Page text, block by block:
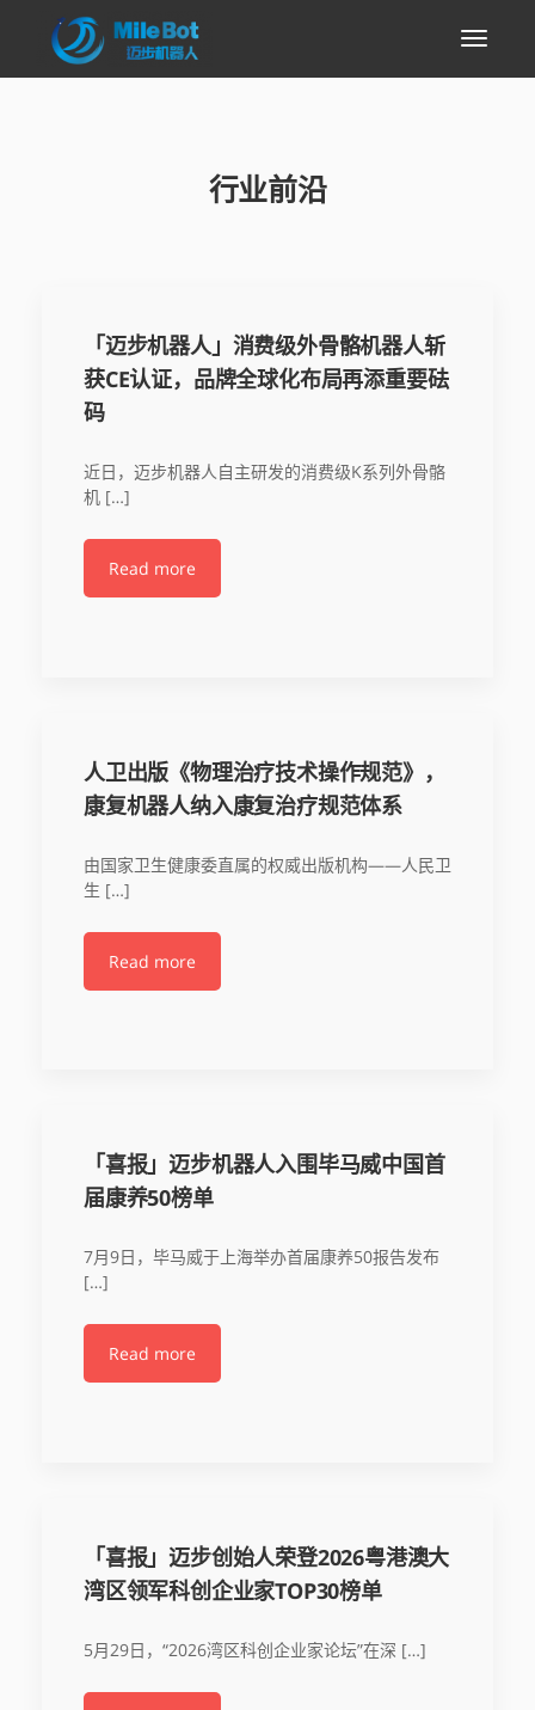
行业前沿
「迈步机器人」消费级外骨骼机器人斩
获CE认证，品牌全球化布局再添重要砝
码
近日，迈步机器人自主研发的消费级K系列外骨骼
机 […]
Read more
人卫出版《物理治疗技术操作规范》，
康复机器人纳入康复治疗规范体系
由国家卫生健康委直属的权威出版机构——人民卫
生 […]
Read more
「喜报」迈步机器人入围毕马威中国首
届康养50榜单
7月9日，毕马威于上海举办首届康养50报告发布
[…]
Read more
「喜报」迈步创始人荣登2026粤港澳大
湾区领军科创企业家TOP30榜单
5月29日，“2026湾区科创企业家论坛”在深 […]